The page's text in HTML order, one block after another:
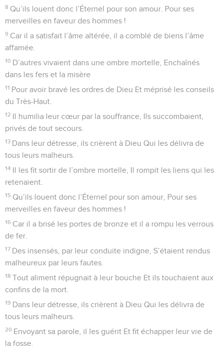
8 Qu’ils louent donc l’Éternel pour son amour. Pour ses
merveilles en faveur des hommes !
9 Car il a satisfait l’âme altérée, il a comblé de biens l’âme
affamée.
10 D’autres vivaient dans une ombre mortelle, Enchaînés
dans les fers et la misère
11 Pour avoir bravé les ordres de Dieu Et méprisé les conseils
du Très-Haut.
12 Il humilia leur cœur par la souffrance, Ils succombaient,
privés de tout secours.
13 Dans leur détresse, ils crièrent à Dieu Qui les délivra de
tous leurs malheurs.
14 Il les fit sortir de l’ombre mortelle, Il rompit les liens qui les
retenaient.
15 Qu’ils louent donc l’Éternel pour son amour, Pour ses
merveilles en faveur des hommes !
16 Car il a brisé les portes de bronze et il a rompu les verrous
de fer.
17 Des insensés, par leur conduite indigne, S’étaient rendus
malheureux par leurs fautes.
18 Tout aliment répugnait à leur bouche Et ils touchaient aux
confins de la mort.
19 Dans leur détresse, ils crièrent à Dieu Qui les délivra de
tous leurs malheurs.
20 Envoyant sa parole, il les guérit Et fit échapper leur vie de
la fosse.